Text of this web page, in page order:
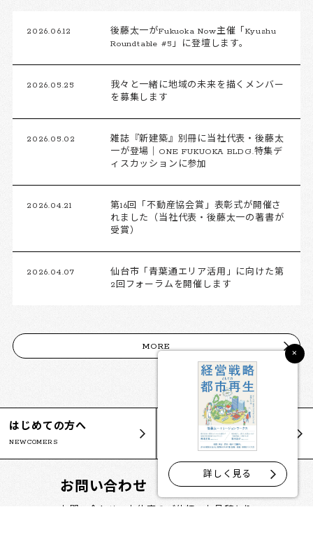
2026.06.12
後藤太一がFukuoka Now主催「Kyushu
Roundtable #5」に登壇します。
2026.05.25
我々と一緒に地域の未来を描くメンバー
を募集します
2026.05.02
雑誌『新建築』別冊に当社代表・後藤太
一が登場｜ONE FUKUOKA BLDG.特集デ
ィスカッションに参加
2026.04.21
第16回「不動産協会賞」表彰式が開催さ
れました（当社代表・後藤太一の著書が
受賞）
2026.04.07
仙台市「青葉通エリア活用」に向けた第
2回フォーラムを開催します
MORE ×
詳しく見る
はじめての方へ
NEWCOMERS
サービスのご紹介
お問い合わせ